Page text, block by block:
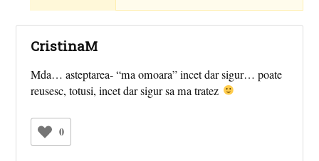
CristinaM
Mda… asteptarea- “ma omoara” incet dar sigur… poate
reusesc, totusi, incet dar sigur sa ma tratez
0